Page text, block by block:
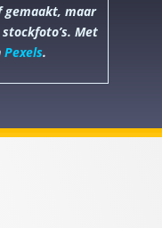
gemaakt, maar
Met
Pexels.